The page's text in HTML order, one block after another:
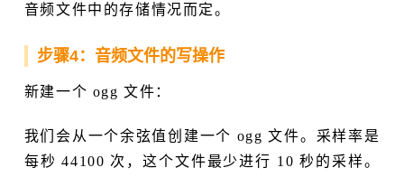
音频文件中的存储情况而定。
步骤4：音频文件的写操作
新建一个 ogg 文件：
我们会从一个余弦值创建一个 ogg 文件。采样率是
每秒 44100 次，这个文件最少进行 10 秒的采样。